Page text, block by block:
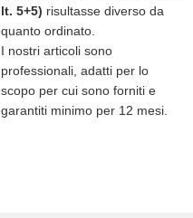
lt. 5+5) risultasse diverso da
quanto ordinato.
I nostri articoli sono
professionali, adatti per lo
scopo per cui sono forniti e
garantiti minimo per 12 mesi.